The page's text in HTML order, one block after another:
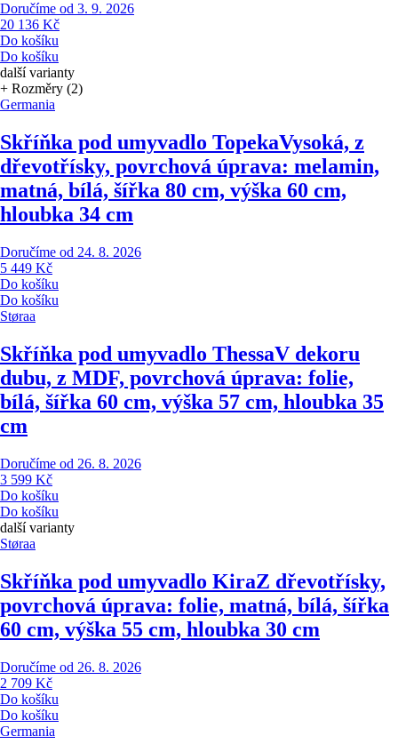
Doručíme od 3. 9. 2026
20 136 Kč
Do košíku
Do košíku
další varianty
+ Rozměry (2)
Germania
Skříňka pod umyvadlo TopekaVysoká, z
dřevotřísky, povrchová úprava: melamin,
matná, bílá, šířka 80 cm, výška 60 cm,
hloubka 34 cm
Doručíme od 24. 8. 2026
5 449 Kč
Do košíku
Do košíku
Støraa
Skříňka pod umyvadlo ThessaV dekoru
dubu, z MDF, povrchová úprava: folie,
bílá, šířka 60 cm, výška 57 cm, hloubka 35
cm
Doručíme od 26. 8. 2026
3 599 Kč
Do košíku
Do košíku
další varianty
Støraa
Skříňka pod umyvadlo KiraZ dřevotřísky,
povrchová úprava: folie, matná, bílá, šířka
60 cm, výška 55 cm, hloubka 30 cm
Doručíme od 26. 8. 2026
2 709 Kč
Do košíku
Do košíku
Germania